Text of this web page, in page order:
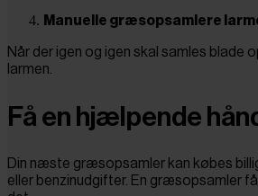
Manuelle græsopsamlere
Når der igen og igen skal samles
larmen.
Få en hjælpende
Din næste græsopsamler kan købes
eller benzinudgifter. En græsopsamler